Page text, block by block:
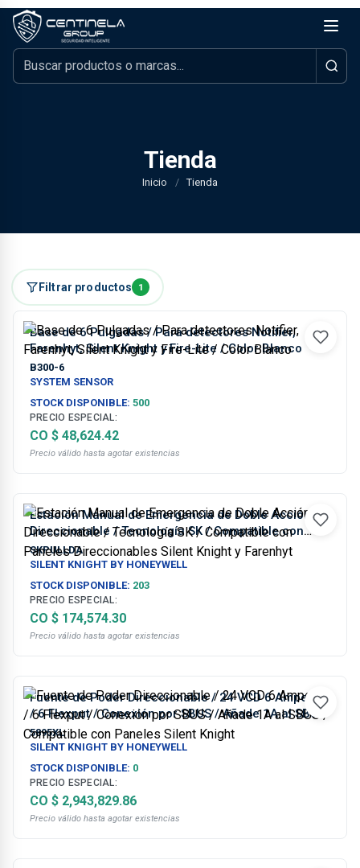
Tienda
Inicio / Tienda
Filtrar productos 1
Base de 6 Pulgadas / Para detectores Notifier,
Farenhyt, Silent Knight y Fire-Lite / Color Blanco
B300-6
SYSTEM SENSOR
STOCK DISPONIBLE: 500
PRECIO ESPECIAL:
CO $ 48,624.42
Precio válido hasta agotar existencias
Estación Manual de Emergencia de Doble Acción
Direccionable / Tecnología SK / Compatible con
Paneles Direccionables Silent Knight y Farenhyt
SKPULLDA
SILENT KNIGHT BY HONEYWELL
STOCK DISPONIBLE: 203
PRECIO ESPECIAL:
CO $ 174,574.30
Precio válido hasta agotar existencias
Fuente de Poder Direccionable / 24 VCD 6 Amperios
/ 6 Flexput / Conexión por SBUS / Añade 1A al SBUS
/ Compatible con Paneles Silent Knight
5895XL
SILENT KNIGHT BY HONEYWELL
STOCK DISPONIBLE: 0
PRECIO ESPECIAL:
CO $ 2,943,829.86
Precio válido hasta agotar existencias